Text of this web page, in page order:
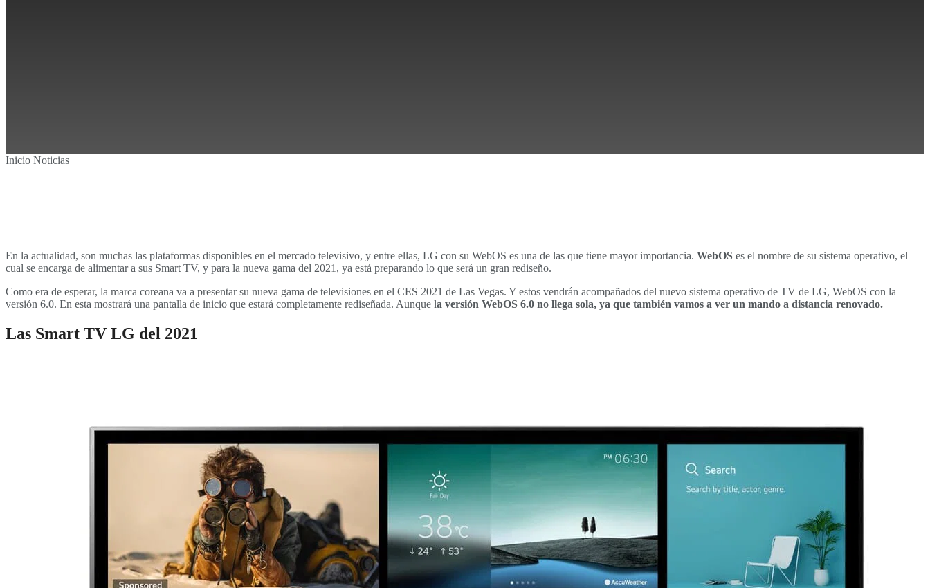
Inicio Noticias
En la actualidad, son muchas las plataformas disponibles en el mercado televisivo, y entre ellas, LG con su WebOS es una de las que tiene mayor importancia. WebOS es el nombre de su sistema operativo, el
cual se encarga de alimentar a sus Smart TV, y para la nueva gama del 2021, ya está preparando lo que será un gran rediseño.
Como era de esperar, la marca coreana va a presentar su nueva gama de televisiones en el CES 2021 de Las Vegas. Y estos vendrán acompañados del nuevo sistema operativo de TV de LG, WebOS con la
versión 6.0. En esta mostrará una pantalla de inicio que estará completamente rediseñada. Aunque la versión WebOS 6.0 no llega sola, ya que también vamos a ver un mando a distancia renovado.
Las Smart TV LG del 2021